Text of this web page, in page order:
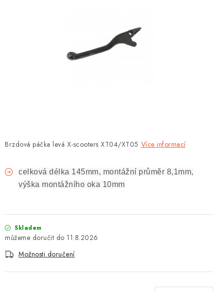
NÁPLNĚ A KAPALINY
Doprava a platba
Obchodní podmínky
Brzdová páčka levá X-scooters XT04/XT05 Více informací
celková délka 145mm, montážní průměr 8,1mm,
výška montážního oka 10mm
Skladem
11.8.2026
Možnosti doručení